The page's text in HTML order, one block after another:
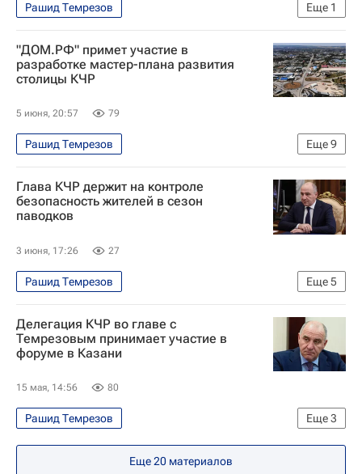
Еще 1
Рашид Темрезов
Карачаево-Черкесская Республика
"ДОМ.РФ" примет участие в
разработке мастер-плана развития
столицы КЧР
5 июня, 20:57 79
Еще9
Рашид Темрезов
Карачаево-Черкесская Республика
Домбай
Черкесск
Северный Кавказ
Татьяна Ким (Бакальчук)
Виталий Мутко
Глава КЧР держит на контроле
безопасность жителей в сезон
паводков
3 июня, 17:26 27
Еще5
Рашид Темрезов
Карачаево-Черкесская Республика
ЖКХ
Гидрометцентр
Делегация КЧР во главе с
Темрезовым принимает участие в
форуме в Казани
15 мая, 14:56 80
Еще3
Рашид Темрезов
Карачаево-Черкесская Республика
Равиль Гайнутдин
Еще20 материалов